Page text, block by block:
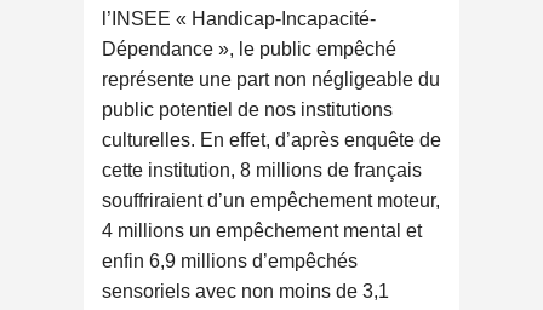
l’INSEE « Handicap-Incapacité-
Dépendance », le public empêché
représente une part non négligeable du
public potentiel de nos institutions
culturelles. En effet, d’après enquête de
cette institution, 8 millions de français
souffriraient d’un empêchement moteur,
4 millions un empêchement mental et
enfin 6,9 millions d’empêchés
sensoriels avec non moins de 3,1